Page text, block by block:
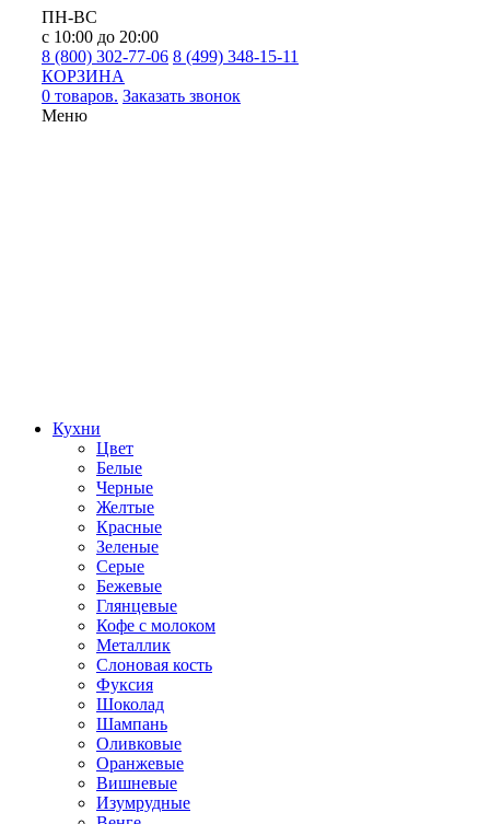
ПН-ВС
с 10:00 до 20:00
8 (800) 302-77-06 8 (499) 348-15-11
КОРЗИНА
0 товаров. Заказать звонок
Меню
Кухни
Цвет
Белые
Черные
Желтые
Красные
Зеленые
Серые
Бежевые
Глянцевые
Кофе с молоком
Металлик
Слоновая кость
Фуксия
Шоколад
Шампань
Оливковые
Оранжевые
Вишневые
Изумрудные